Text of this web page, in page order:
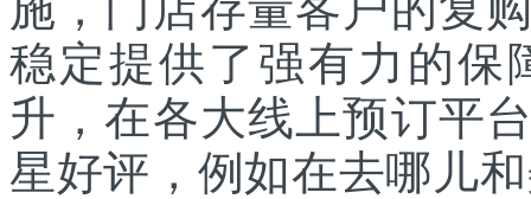
稳定提供了强有力的保
升，在各大线上预订平
星好评，例如在去哪儿